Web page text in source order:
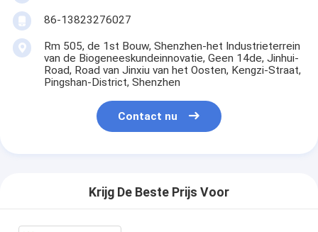
86-13823276027
Rm 505, de 1st Bouw, Shenzhen-het Industrieterrein
van de Biogeneeskundeinnovatie, Geen 14de, Jinhui-
Road, Road van Jinxiu van het Oosten, Kengzi-Straat,
Pingshan-District, Shenzhen
Contact nu
Krijg De Beste Prijs Voor